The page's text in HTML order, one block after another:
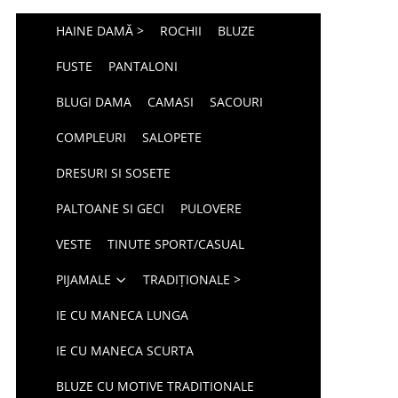
HAINE DAMĂ > ROCHII BLUZE
FUSTE PANTALONI
BLUGI DAMA CAMASI SACOURI
COMPLEURI SALOPETE
DRESURI SI SOSETE
PALTOANE SI GECI PULOVERE
VESTE TINUTE SPORT/CASUAL
PIJAMALE TRADIȚIONALE >
IE CU MANECA LUNGA
IE CU MANECA SCURTA
BLUZE CU MOTIVE TRADITIONALE